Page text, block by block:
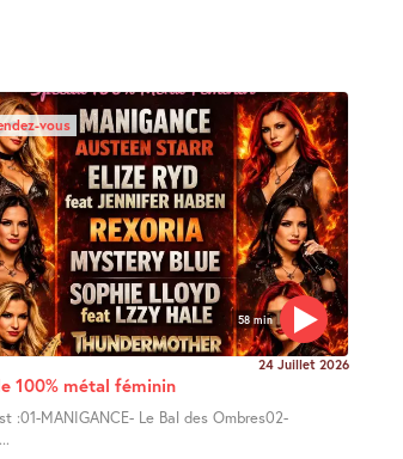
58 min
vous
24 Juillet 2026
100% métal féminin
:01-MANIGANCE- Le Bal des Ombres02-